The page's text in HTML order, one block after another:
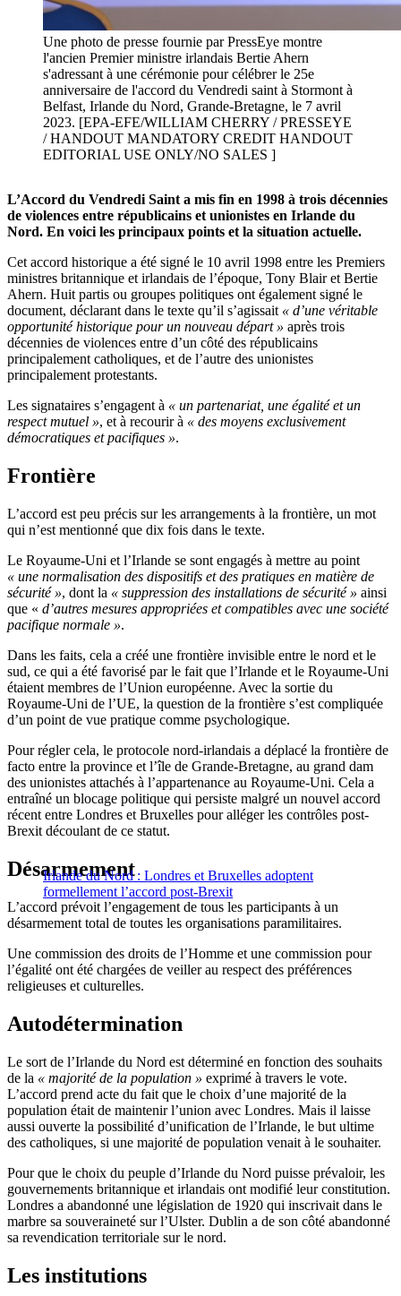
Une photo de presse fournie par PressEye montre
l'ancien Premier ministre irlandais Bertie Ahern
s'adressant à une cérémonie pour célébrer le 25e
anniversaire de l'accord du Vendredi saint à Stormont à
Belfast, Irlande du Nord, Grande-Bretagne, le 7 avril
2023. [EPA-EFE/WILLIAM CHERRY / PRESSEYE
/ HANDOUT MANDATORY CREDIT HANDOUT
EDITORIAL USE ONLY/NO SALES ]
L’Accord du Vendredi Saint a mis fin en 1998 à trois décennies
de violences entre républicains et unionistes en Irlande du
Nord. En voici les principaux points et la situation actuelle.
Cet accord historique a été signé le 10 avril 1998 entre les Premiers
ministres britannique et irlandais de l’époque, Tony Blair et Bertie
Ahern. Huit partis ou groupes politiques ont également signé le
document, déclarant dans le texte qu’il s’agissait « d’une véritable
opportunité historique pour un nouveau départ » après trois
décennies de violences entre d’un côté des républicains
principalement catholiques, et de l’autre des unionistes
principalement protestants.
Les signataires s’engagent à « un partenariat, une égalité et un
respect mutuel », et à recourir à « des moyens exclusivement
démocratiques et pacifiques ».
Frontière
L’accord est peu précis sur les arrangements à la frontière, un mot
qui n’est mentionné que dix fois dans le texte.
Le Royaume-Uni et l’Irlande se sont engagés à mettre au point
« une normalisation des dispositifs et des pratiques en matière de
sécurité », dont la « suppression des installations de sécurité » ainsi
que « d’autres mesures appropriées et compatibles avec une société
pacifique normale ».
Dans les faits, cela a créé une frontière invisible entre le nord et le
sud, ce qui a été favorisé par le fait que l’Irlande et le Royaume-Uni
étaient membres de l’Union européenne. Avec la sortie du
Royaume-Uni de l’UE, la question de la frontière s’est compliquée
d’un point de vue pratique comme psychologique.
Pour régler cela, le protocole nord-irlandais a déplacé la frontière de
facto entre la province et l’île de Grande-Bretagne, au grand dam
des unionistes attachés à l’appartenance au Royaume-Uni. Cela a
entraîné un blocage politique qui persiste malgré un nouvel accord
récent entre Londres et Bruxelles pour alléger les contrôles post-
Brexit découlant de ce statut.
Irlande du Nord : Londres et Bruxelles adoptent
formellement l’accord post-Brexit
Désarmement
L’accord prévoit l’engagement de tous les participants à un
désarmement total de toutes les organisations paramilitaires.
Une commission des droits de l’Homme et une commission pour
l’égalité ont été chargées de veiller au respect des préférences
religieuses et culturelles.
Autodétermination
Le sort de l’Irlande du Nord est déterminé en fonction des souhaits
de la « majorité de la population » exprimé à travers le vote.
L’accord prend acte du fait que le choix d’une majorité de la
population était de maintenir l’union avec Londres. Mais il laisse
aussi ouverte la possibilité d’unification de l’Irlande, le but ultime
des catholiques, si une majorité de population venait à le souhaiter.
Pour que le choix du peuple d’Irlande du Nord puisse prévaloir, les
gouvernements britannique et irlandais ont modifié leur constitution.
Londres a abandonné une législation de 1920 qui inscrivait dans le
marbre sa souveraineté sur l’Ulster. Dublin a de son côté abandonné
sa revendication territoriale sur le nord.
Les institutions